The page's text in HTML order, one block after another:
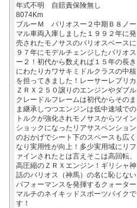
年式不明 自賠責保険無し
8074Km
ブルーＭ バリオスー２中期Ｂ８ノー
マル車両入庫しました１９９２年に発
売されたモノサスのバリオスベースに
９７年にモデルチェンジしたバリオス
ー２！初代から数えれば１５年の長き
にわたりカワサキミドルクラスの中核
を担ってきました！レーサーレプリカ
ＺＲＸ２５０譲りのエンジンやダブル
クレードルフレームは初代からそのま
ま継承しつつエンジンは低中速域での
トルクが強化されモノサスからツイン
ショックになったリアサスペンション
のおかげでシート下のスペースも広く
なり実用性が向上！多少実用域にリフ
ァインされたとは言えそこは高回転、
高圧縮のＺＲＸエンジン！ギリシャ神
話のバリオス（神馬）の名に恥じない
パフォーマンスを発揮するクォーター
マルチのネイキッドスポーツバイクで
す！